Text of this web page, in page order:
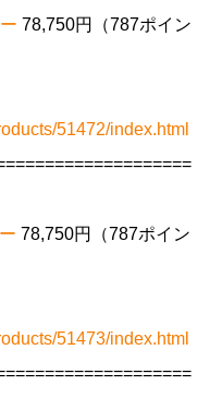
78,750円（787ポイン
51472/index.html
78,750円（787ポイン
51473/index.html